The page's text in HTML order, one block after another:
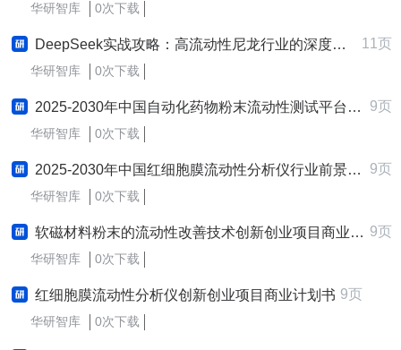
华研智库 0次下载
DeepSeek实战攻略：高流动性尼龙行业的深度探索与应用实践研究报告 11页
华研智库 0次下载
2025-2030年中国自动化药物粉末流动性测试平台行业前景趋势预测及发展战略咨询报告 9页
华研智库 0次下载
2025-2030年中国红细胞膜流动性分析仪行业前景趋势预测及发展战略咨询报告 9页
华研智库 0次下载
软磁材料粉末的流动性改善技术创新创业项目商业计划书 9页
华研智库 0次下载
红细胞膜流动性分析仪创新创业项目商业计划书 9页
华研智库 0次下载